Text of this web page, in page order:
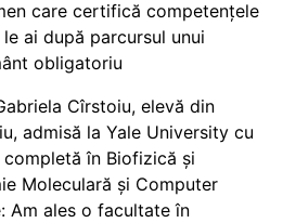
care certifică competențele
ai după parcursul unui
obligatoriu
Cîrstoiu, elevă din
admisă la Yale University cu
în Biofizică și
Moleculară și Computer
Am ales o facultate în